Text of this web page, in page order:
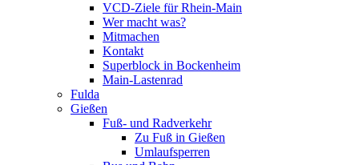
VCD-Ziele für Rhein-Main
Wer macht was?
Mitmachen
Kontakt
Superblock in Bockenheim
Main-Lastenrad
Fulda
Gießen
Fuß- und Radverkehr
Zu Fuß in Gießen
Umlaufsperren